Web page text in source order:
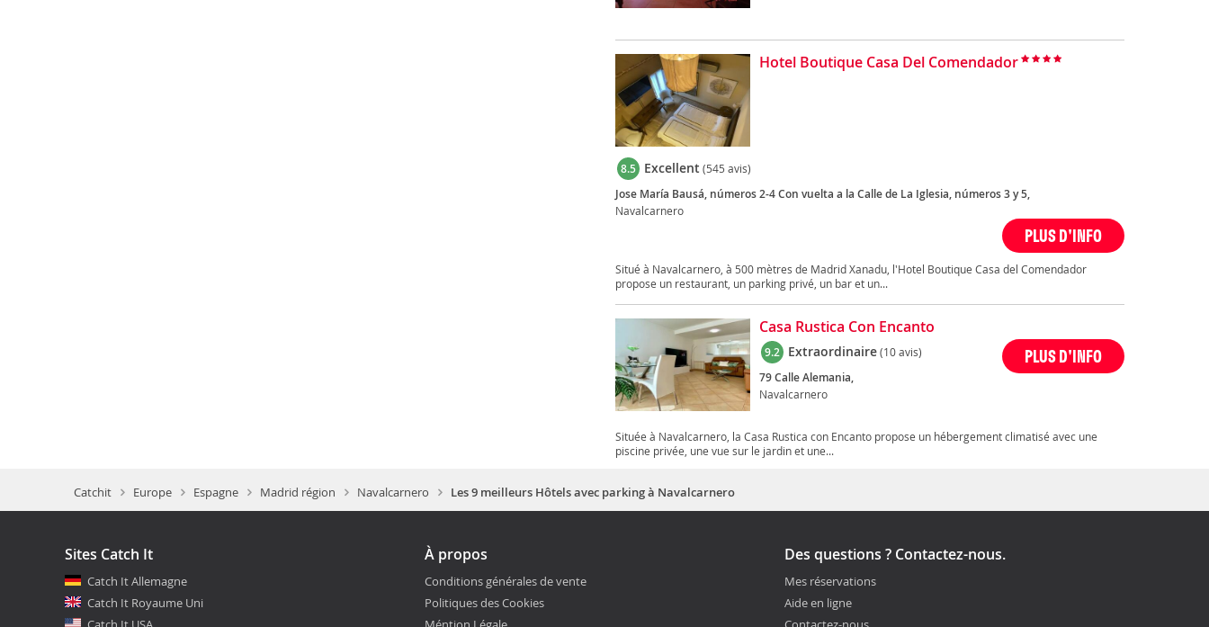
Hotel Boutique Casa Del Comendador
8.5 Excellent (545 avis)
Jose María Bausá, números 2-4 Con vuelta a la Calle de La Iglesia, números 3 y 5,
Navalcarnero
PLUS D'INFO
Situé à Navalcarnero, à 500 mètres de Madrid Xanadu, l'Hotel Boutique Casa del Comendador
propose un restaurant, un parking privé, un bar et un...
Casa Rustica Con Encanto
9.2 Extraordinaire(10 avis)
79 Calle Alemania,
Navalcarnero
PLUS D'INFO
Située à Navalcarnero, la Casa Rustica con Encanto propose un hébergement climatisé avec une
piscine privée, une vue sur le jardin et une...
Catchit Europe Espagne Madrid région Navalcarnero Les 9 meilleurs Hôtels avec parking à Navalcarnero
Sites Catch It
Catch It Allemagne
Catch It Royaume Uni
À propos
Conditions générales de vente
Politiques des Cookies
Des questions ? Contactez-nous.
Mes réservations
Aide en ligne